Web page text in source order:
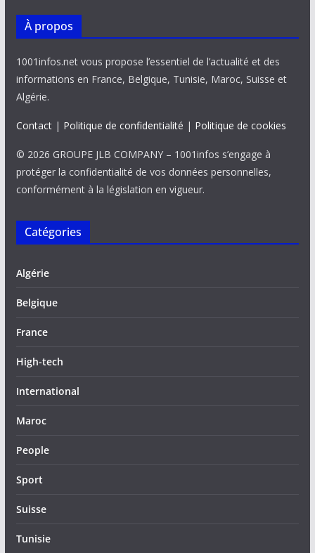
À propos
1001infos.net vous propose l’essentiel de l’actualité et des
informations en France, Belgique, Tunisie, Maroc, Suisse et
Algérie.
Contact| Politique de confidentialité | Politique de cookies
© 2026 GROUPE JLB COMPANY – 1001infos s’engage à
protéger la confidentialité de vos données personnelles,
conformément à la législation en vigueur.
Catégories
Algérie
Belgique
France
High-tech
International
Maroc
People
Sport
Suisse
Tunisie